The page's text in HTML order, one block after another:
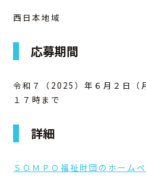
西日本地域
応募期間
令和７（2025）年６月２日（
１７時まで
詳細
ＳＯＭＰＯ福祉財団のホーム